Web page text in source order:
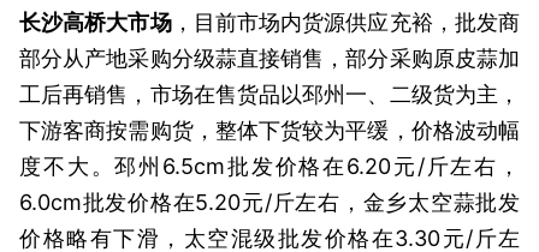
长沙高桥大市场，目前市场内货源供应充裕，批发商
部分从产地采购分级蒜直接销售，部分采购原皮蒜加
工后再销售，市场在售货品以邳州一、二级货为主，
下游客商按需购货，整体下货较为平缓，价格波动幅
度不大。邳州6.5cm批发价格在6.20元/斤左右，
6.0cm批发价格在5.20元/斤左右，金乡太空蒜批发
价格略有下滑，太空混级批发价格在3.30元/斤左